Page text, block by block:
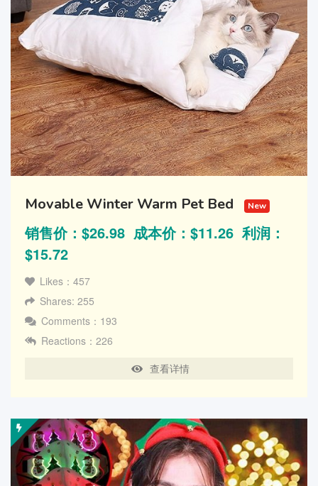
Movable Winter Warm Pet Bed New
销售价：$26.98 成本价：$11.26 利润：
$15.72
Likes：457
Shares: 255
Comments：193
Reactions：226
查看详情